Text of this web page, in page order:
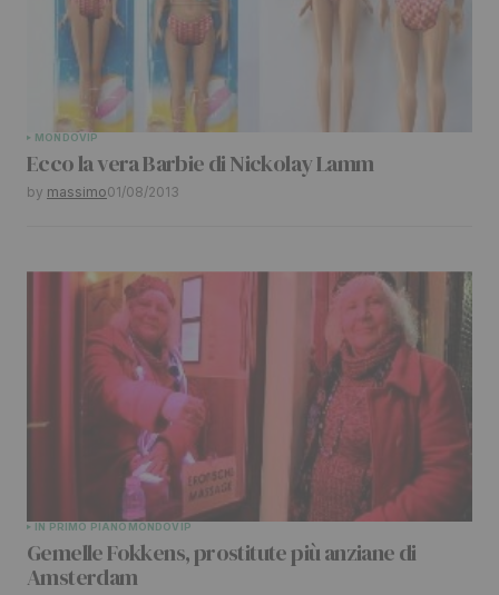
Your Name
MONDOVIP
Ecco la vera Barbie di Nickolay Lamm
by massimo01/08/2013
IN PRIMO PIANO MONDOVIP
Gemelle Fokkens, prostitute più anziane di
Amsterdam